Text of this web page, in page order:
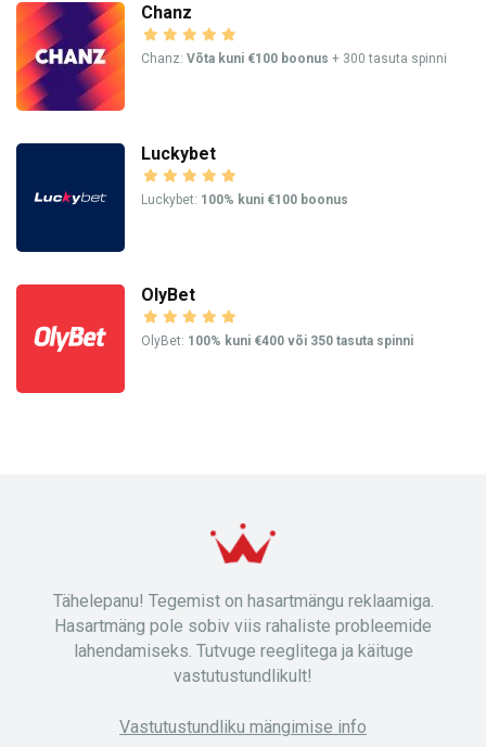
Chanz
Chanz: Võta kuni €100 boonus + 300 tasuta spinni
Luckybet
Luckybet: 100% kuni €100 boonus
OlyBet
OlyBet: 100% kuni €400 või 350 tasuta spinni
Tähelepanu! Tegemist on hasartmängu reklaamiga.
Hasartmäng pole sobiv viis rahaliste probleemide
lahendamiseks. Tutvuge reeglitega ja käituge
vastutustundlikult!
Vastutustundliku mängimise info